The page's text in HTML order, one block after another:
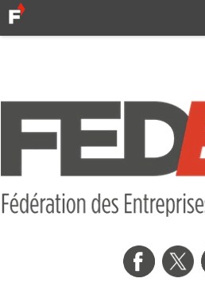
MBN
Formation professionnelle